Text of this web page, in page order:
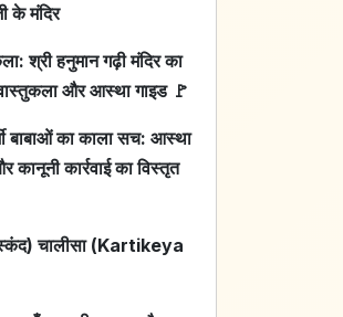
के मंदिर
श्री हनुमान गढ़ी मंदिर का
और आस्था गाइड 🚩
बाबाओं का काला सच: आस्था
कानूनी कार्रवाई का विस्तृत
स्कंद) चालीसा (Kartikeya